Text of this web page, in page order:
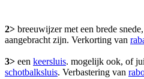
2> breeuwijzer met een brede
aangebracht zijn. Verkorting van
3> een keersluis. mogelijk ook, of
schotbalksluis. Verbastering van